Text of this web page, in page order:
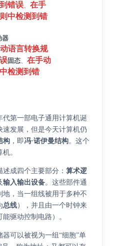
错误、 在手
中检测到错
器
语言转换规
固态、 在手动
检测到错
代第一部电子通用计算机诞
发展，但是今天计算机仍
构 ，即冯·诺伊曼结构。这个
。
成四个主要部分： 算术逻
输入输出设备。这些部件通
，当一组线被用于多种不
总线），并且由一个时钟来
驱动控制电路）。
可以被视为一组“细胞”单